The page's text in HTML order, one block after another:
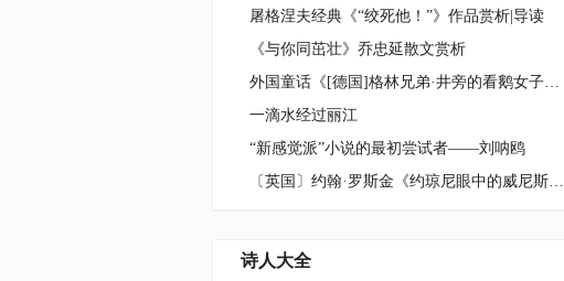
屠格涅夫经典《“绞死他！”》作品赏析|导读
《与你同茁壮》乔忠延散文赏析
外国童话《[德国]格林兄弟·井旁的看鹅女子》鉴赏
一滴水经过丽江
“新感觉派”小说的最初尝试者——刘呐鸥
〔英国〕约翰·罗斯金《约琼尼眼中的威尼斯》抒情散文鉴赏
诗人大全